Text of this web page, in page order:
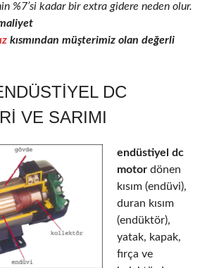
%7’si kadar bir extra gidere neden olur.
kısmından müşterimiz olan değerli
DC
VE SARIMI
endüstiyel dc
motor dönen
kısım (endüvi),
duran kısım
(endüktör),
yatak, kapak,
fırça ve